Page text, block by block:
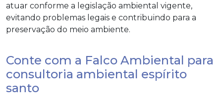
atuar conforme a legislação ambiental vigente,
evitando problemas legais e contribuindo para a
preservação do meio ambiente.
Conte com a Falco Ambiental para
consultoria ambiental espírito
santo